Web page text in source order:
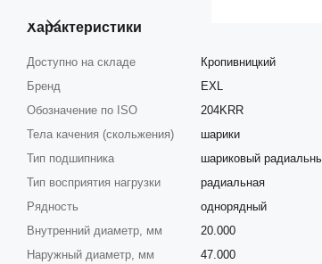
Характеристики
Доступно на складе
Кропивницкий
Бренд
EXL
Обозначение по ISO
204KRR
Тела качения (скольжения)
шарики
Тип подшипника
шариковый
Тип восприятия нагрузки
радиальная
Рядность
однорядный
Внутренний диаметр, мм
20.000
Наружный диаметр, мм
47.000